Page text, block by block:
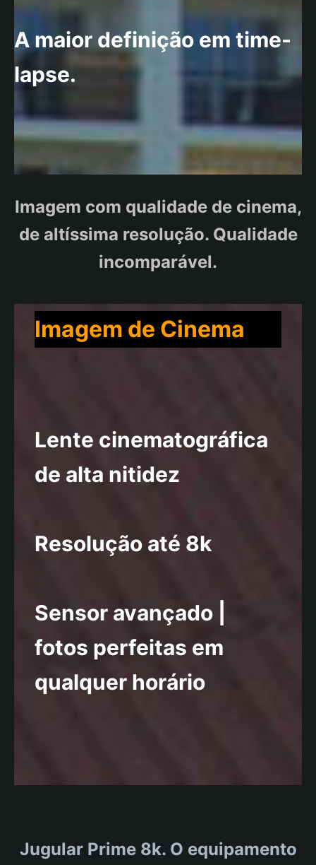
A maior definição em time-
lapse.
Imagem com qualidade de cinema,
de altíssima resolução. Qualidade
incomparável.
Imagem de Cinema
Lente cinematográfica
de alta nitidez
Resolução até 8k
Sensor avançado |
fotos perfeitas em
qualquer horário
Jugular Prime 8k. O equipamento